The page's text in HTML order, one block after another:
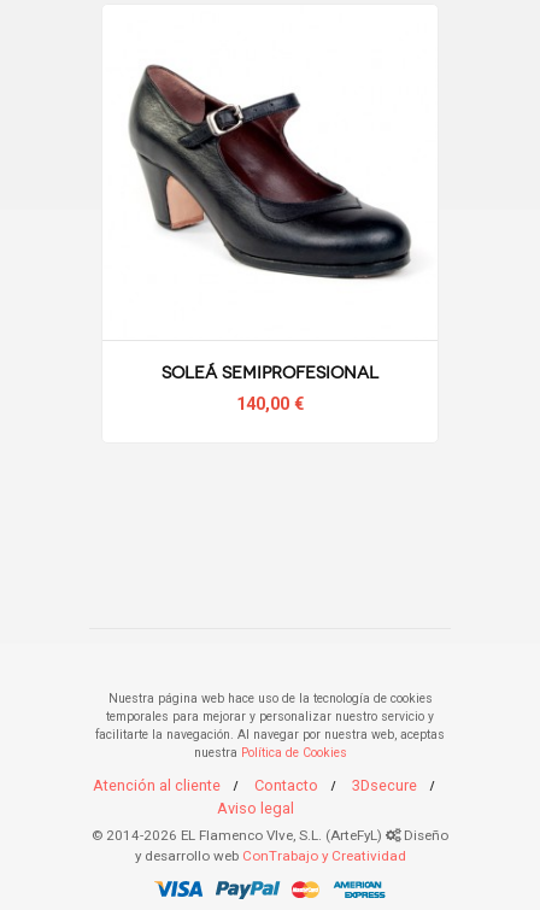
Soleá semiprofesional
140,00 €
Nuestra página web hace uso de la tecnología de cookies
temporales para mejorar y personalizar nuestro servicio y
facilitarte la navegación. Al navegar por nuestra web, aceptas
nuestra Política de Cookies
Atención al cliente Contacto
3Dsecure
Aviso legal
© 2014-2026 EL Flamenco VIve, S.L. (ArteFyL)
Diseño
y desarrollo web ConTrabajo y Creatividad